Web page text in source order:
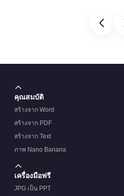
คุณสมบัติ
สร้างจาก Word
สร้างจาก PDF
สร้างจาก Text
ภาพ Nano Banana
เครื่องมือฟรี
JPG เป็น PPT